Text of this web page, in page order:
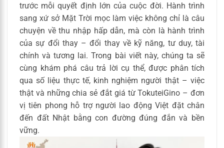
trước mỗi quyết định lớn của cuộc đời. Hành trình
sang xứ sở Mặt Trời mọc làm việc không chỉ là câu
chuyện về thu nhập hấp dẫn, mà còn là hành trình
của sự đổi thay – đổi thay về kỹ năng, tư duy, tài
chính và tương lai. Trong bài viết này, chúng ta sẽ
cùng khám phá câu trả lời cụ thể, được phân tích
qua số liệu thực tế, kinh nghiệm người thật – việc
thật và những chia sẻ đắt giá từ TokuteiGino – đơn
vị tiên phong hỗ trợ người lao động Việt đặt chân
đến đất Nhật bằng con đường đúng đắn và bền
vững.